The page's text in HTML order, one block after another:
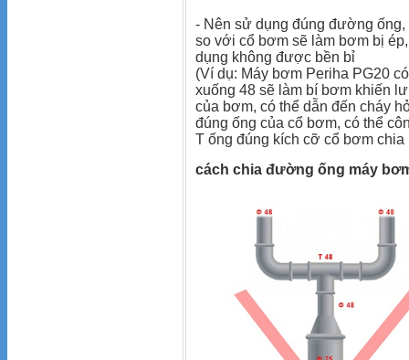
- Nên sử dụng đúng đường
so với cổ bơm sẽ làm bơm bị
dụng không được bền bỉ
(Ví dụ: Máy bơm Periha PG20
xuống 48 sẽ làm bí bơm khiến
của bơm, có thể dẫn đến cháy
đúng ống của cổ bơm, có thể
T ống đúng kích cỡ cổ bơm
cách chia đường ống máy